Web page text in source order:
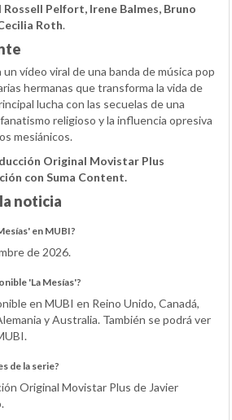
Pelfort, Irene Balmes, Bruno
Roth.
vídeo viral de una banda de música pop
hermanas que transforma la vida de
lucha con las secuelas de una
religioso y la influencia opresiva
mesiánicos.
Original Movistar Plus
con Suma Content.
noticia
en MUBI?
de 2026.
'La Mesías'?
en MUBI en Reino Unido, Canadá,
y Australia. También se podrá ver
de la serie?
Original Movistar Plus de Javier